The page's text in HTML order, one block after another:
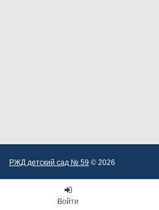
РЖД детский сад № 59 © 2026
Войти